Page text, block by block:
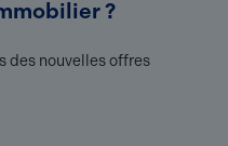
?
des nouvelles offres